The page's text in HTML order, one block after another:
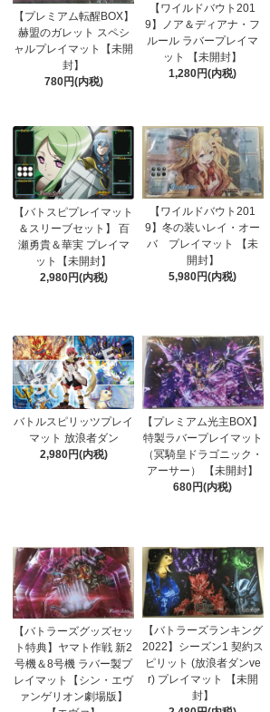
【プレミアム転醒BOX】
赫盟のガレット スペシ
ャルプレイマット【未開
封】
780円(内税)
【ワイルドバウト201
9】ノア＆ディアナ・フ
ルール ラバープレイマ
ット 【未開封】
1,280円(内税)
【バトスピプレイマット
＆スリーブセット】 百
瀬勇貴＆華実 プレイマ
ット【未開封】
2,980円(内税)
【ワイルドバウト201
9】冬の装いレイ・オー
バ プレイマット 【未
開封】
5,980円(内税)
バトルスピリッツプレイ
マット 放浪者ダン
2,980円(内税)
【プレミアム光主BOX】
特製ラバープレイマット
（冥騎皇ドラゴニック・
アーサー） 【未開封】
680円(内税)
【バトラーズグッズセッ
ト特典】ヤマト作戦 新2
号機＆8号機 ラバー製プ
レイマット【シン・エヴ
ァンゲリオン劇場版】
【バトラーズランキング
2022】シーズン1 契約ス
ピリット (放浪者ダンve
r) プレイマット 【未開
封】